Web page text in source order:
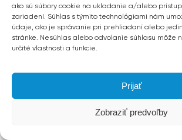
ako sú súbory cookie na ukladanie a/alebo
zariadení. Súhlas s týmito technológiami nám
údaje, ako je správanie pri prehliadaní alebo
stránke. Nesúhlas alebo odvolanie súhlasu môže
určité vlastnosti a funkcie.
Prijať
Zobraziť predvoľby
prietok vzduchu 246-630 m³/h a nízku
41 dB. Rozmery zariadenia sú 295x778x272
hmotnosťou 10 kg. Model je kompatibilný
Jednoduché ovládanie zabezpečuje IR
0-25m²